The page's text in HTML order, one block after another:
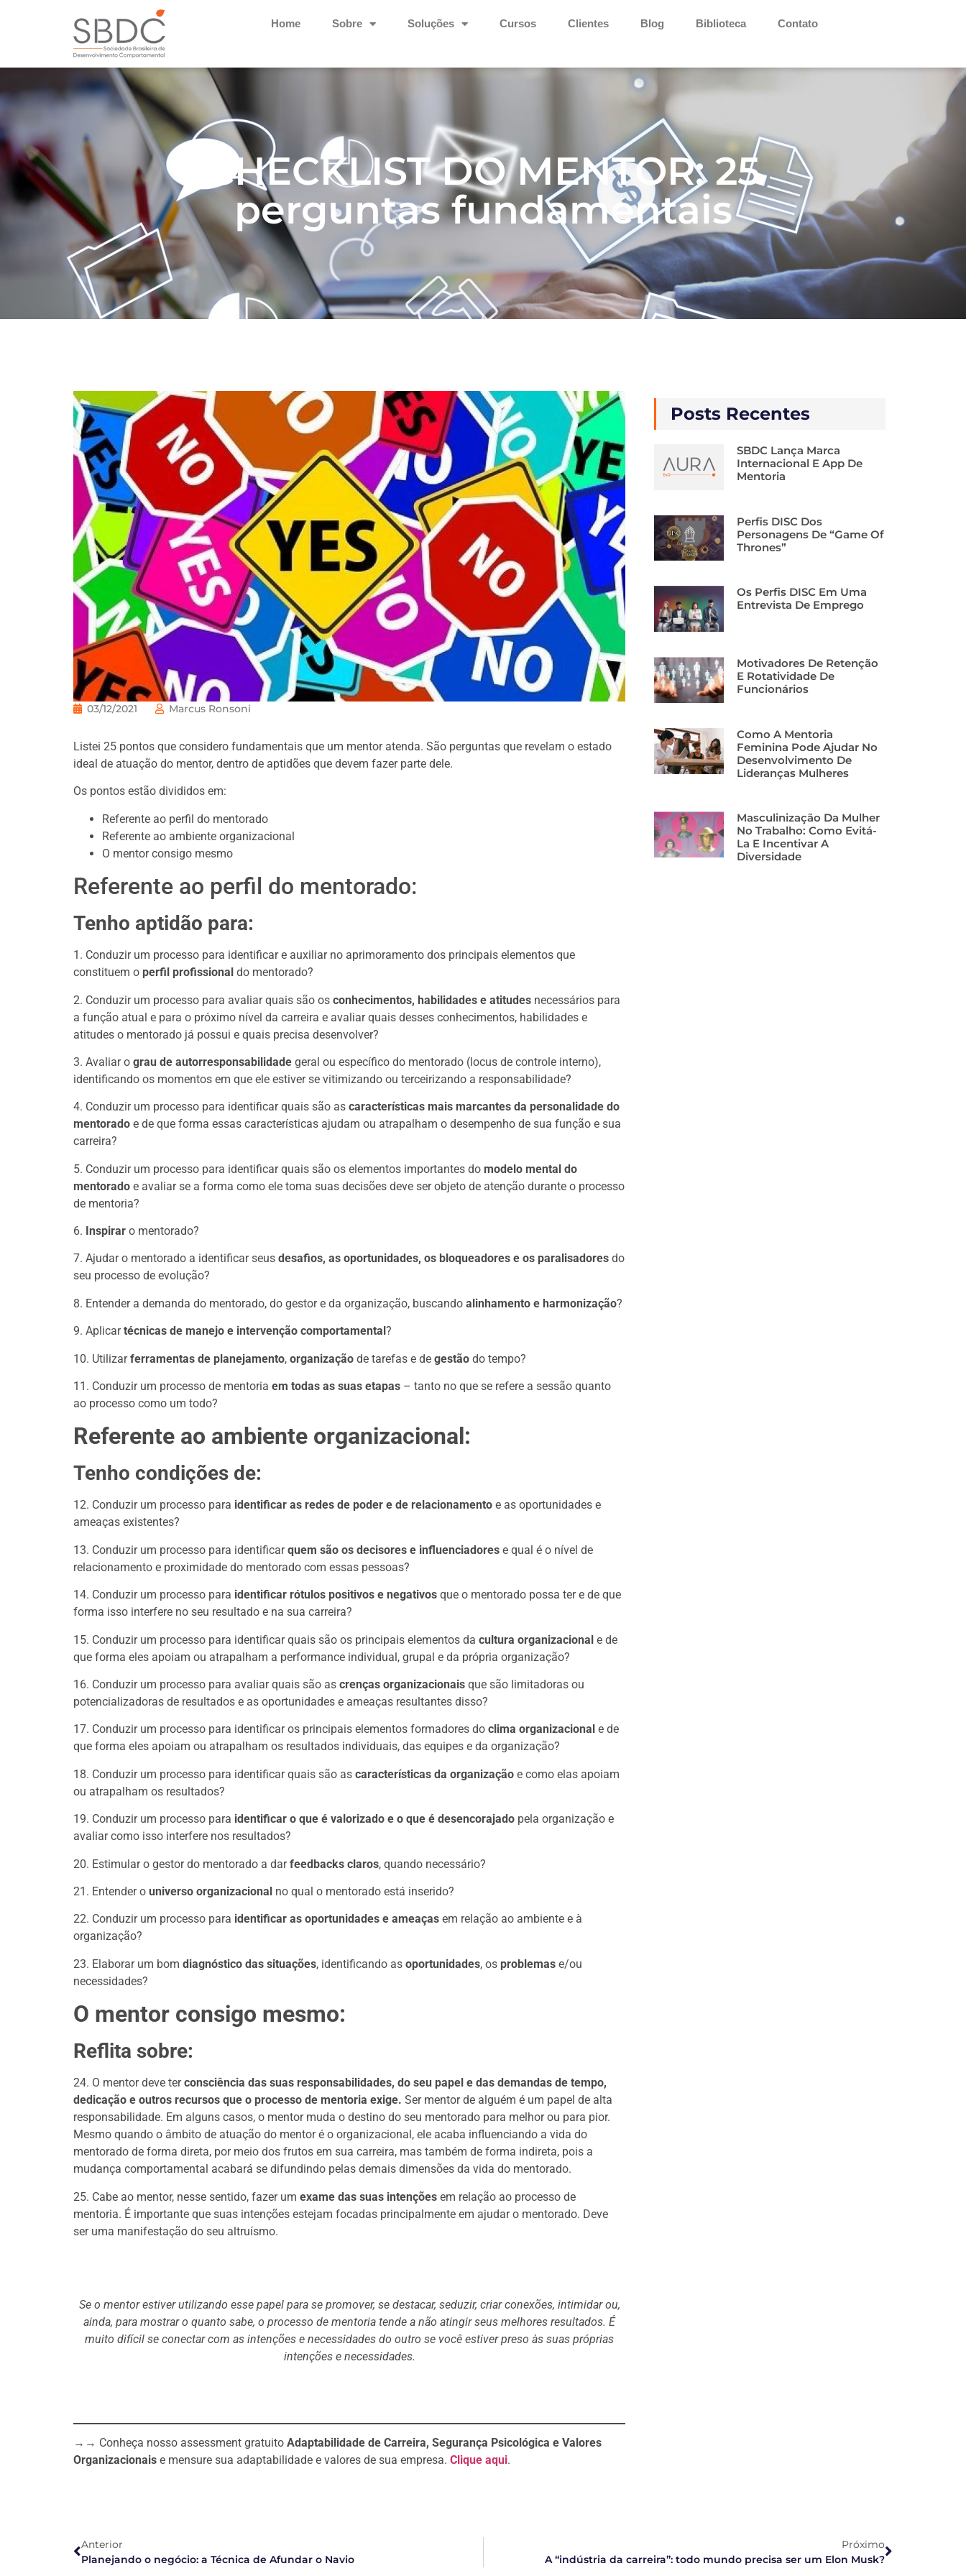
Home Sobre Soluções Cursos Clientes Blog Biblioteca Contato
CHECKLIST DO MENTOR: 25
perguntas fundamentais
03/12/2021 Marcus Ronsoni
Listei 25 pontos que considero fundamentais que um mentor atenda. São perguntas que revelam o estado
ideal de atuação do mentor, dentro de aptidões que devem fazer parte dele.
Os pontos estão divididos em:
Referente ao perfil do mentorado
Referente ao ambiente organizacional
O mentor consigo mesmo
Referente ao perfil do mentorado:
Tenho aptidão para:
1. Conduzir um processo para identificar e auxiliar no aprimoramento dos principais elementos que
constituem o perfil profissional do mentorado?
2. Conduzir um processo para avaliar quais são os conhecimentos, habilidades e atitudes necessários para
a função atual e para o próximo nível da carreira e avaliar quais desses conhecimentos, habilidades e
atitudes o mentorado já possui e quais precisa desenvolver?
3. Avaliar o grau de autorresponsabilidade geral ou específico do mentorado (locus de controle interno),
identificando os momentos em que ele estiver se vitimizando ou terceirizando a responsabilidade?
4. Conduzir um processo para identificar quais são as características mais marcantes da personalidade do
mentorado e de que forma essas características ajudam ou atrapalham o desempenho de sua função e sua
carreira?
5. Conduzir um processo para identificar quais são os elementos importantes do modelo mental do
mentorado e avaliar se a forma como ele toma suas decisões deve ser objeto de atenção durante o processo
de mentoria?
6. Inspirar o mentorado?
7. Ajudar o mentorado a identificar seus desafios, as oportunidades, os bloqueadores e os paralisadores do
seu processo de evolução?
8. Entender a demanda do mentorado, do gestor e da organização, buscando alinhamento e harmonização?
9. Aplicartécnicas de manejo e intervenção comportamental ?
10. Utilizarferramentas de planejamento, organização de tarefas e de gestão do tempo?
11. Conduzir um processo de mentoria em todas as suas etapas – tanto no que se refere a sessão quanto
ao processo como um todo?
Referente ao ambiente organizacional:
Tenho condições de:
12. Conduzir um processo para identificar as redes de poder e de relacionamento e as oportunidades e
ameaças existentes?
13. Conduzir um processo para identificarquem são os decisores e influenciadores e qual é o nível de
relacionamento e proximidade do mentorado com essas pessoas?
14. Conduzir um processo para identificar rótulos positivos e negativos que o mentorado possa ter e de que
forma isso interfere no seu resultado e na sua carreira?
15. Conduzir um processo para identificar quais são os principais elementos da cultura organizacional e de
que forma eles apoiam ou atrapalham a performance individual, grupal e da própria organização?
16. Conduzir um processo para avaliar quais são as crenças organizacionais que são limitadoras ou
potencializadoras de resultados e as oportunidades e ameaças resultantes disso?
17. Conduzir um processo para identificar os principais elementos formadores do clima organizacional e de
que forma eles apoiam ou atrapalham os resultados individuais, das equipes e da organização?
18. Conduzir um processo para identificar quais são as características da organização e como elas apoiam
ou atrapalham os resultados?
19. Conduzir um processo para identificar o que é valorizado e o que é desencorajado pela organização e
avaliar como isso interfere nos resultados?
20. Estimular o gestor do mentorado a darfeedbacks claros, quando necessário?
21. Entender o universo organizacional no qual o mentorado está inserido?
22. Conduzir um processo para identificar as oportunidades e ameaças em relação ao ambiente e à
organização?
23. Elaborar um bom diagnóstico das situações, identificando as oportunidades, os problemas e/ou
necessidades?
O mentor consigo mesmo:
Reflita sobre:
24. O mentor deve terconsciência das suas responsabilidades, do seu papel e das demandas de tempo,
dedicação e outros recursos que o processo de mentoria exige. Ser mentor de alguém é um papel de alta
responsabilidade. Em alguns casos, o mentor muda o destino do seu mentorado para melhor ou para pior.
Mesmo quando o âmbito de atuação do mentor é o organizacional, ele acaba influenciando a vida do
mentorado de forma direta, por meio dos frutos em sua carreira, mas também de forma indireta, pois a
mudança comportamental acabará se difundindo pelas demais dimensões da vida do mentorado.
25. Cabe ao mentor, nesse sentido, fazer um exame das suas intenções em relação ao processo de
mentoria. É importante que suas intenções estejam focadas principalmente em ajudar o mentorado. Deve
ser uma manifestação do seu altruísmo.
Se o mentor estiver utilizando esse papel para se promover, se destacar, seduzir, criar conexões, intimidar ou,
ainda, para mostrar o quanto sabe, o processo de mentoria tende a não atingir seus melhores resultados. É
muito difícil se conectar com as intenções e necessidades do outro se você estiver preso às suas próprias
intenções e necessidades.
→→ Conheça nosso assessment gratuito Adaptabilidade de Carreira, Segurança Psicológica e Valores
Organizacionais e mensure sua adaptabilidade e valores de sua empresa. Clique aqui.
Posts Recentes
SBDC Lança Marca
Internacional E App De
Mentoria
Perfis DISC Dos
Personagens De “Game Of
Thrones”
Os Perfis DISC Em Uma
Entrevista De Emprego
Motivadores De Retenção
E Rotatividade De
Funcionários
Como A Mentoria
Feminina Pode Ajudar No
Desenvolvimento De
Lideranças Mulheres
Masculinização Da Mulher
No Trabalho: Como Evitá-
La E Incentivar A
Diversidade
Anterior
Planejando o negócio: a Técnica de Afundar o Navio
Próximo
A “indústria da carreira”​: todo mundo precisa ser um Elon Musk?